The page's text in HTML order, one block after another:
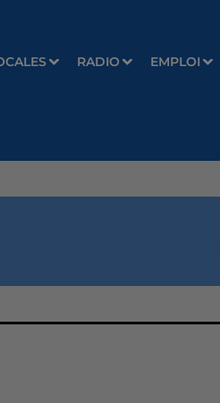
RADIO EMPLOI